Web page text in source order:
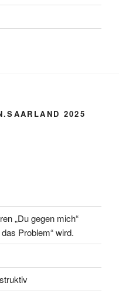
2025
„Du gegen mich“
Problem“ wird.